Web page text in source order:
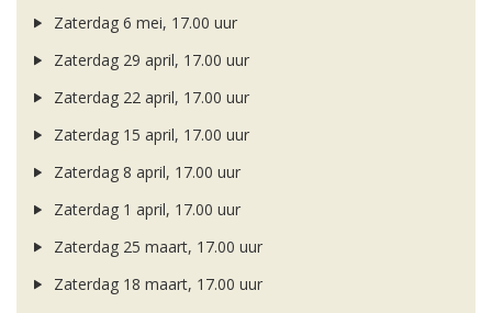
Zaterdag 6 mei, 17.00 uur
Zaterdag 29 april, 17.00 uur
Zaterdag 22 april, 17.00 uur
Zaterdag 15 april, 17.00 uur
Zaterdag 8 april, 17.00 uur
Zaterdag 1 april, 17.00 uur
Zaterdag 25 maart, 17.00 uur
Zaterdag 18 maart, 17.00 uur